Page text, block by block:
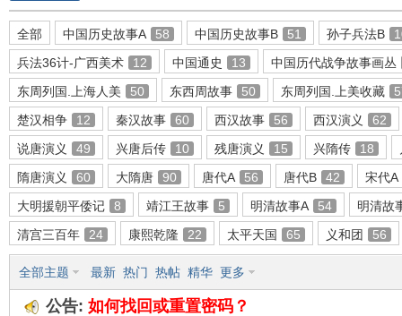
环
全部 中国历史故事A 58 中国历史故事B 51 孙子兵法B
兵法36计-广西美术
12 中国通史 13
中国历代战争故事画丛
东周列国.上海人美
50 东西周故事 50 东周列国.上美收藏
楚汉相争
12 秦汉故事 60 西汉故事 56 西汉演义
62
说唐演义
49 兴唐后传 10 残唐演义 15 兴隋传 18
隋唐演义
60 大隋唐 90 唐代A 56 唐代B 42
宋代A
大明援朝平倭记
8 靖江王故事 5 明清故事A 54
明清故
清宫三百年
24 康熙乾隆 22 太平天国 65 义和团 56
全部主题 最新 热门 热帖 精华 更多
公告: 如何找回或重置密码？